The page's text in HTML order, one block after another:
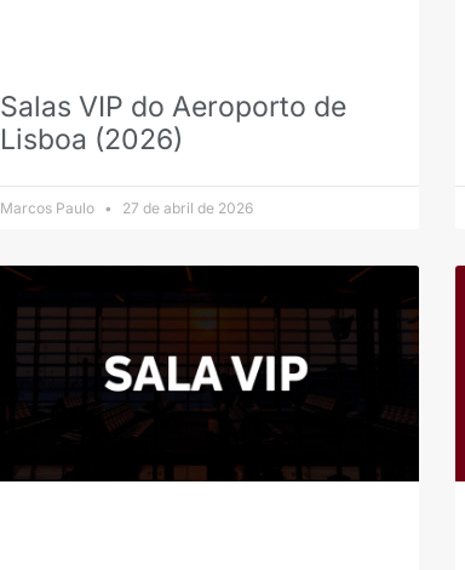
Salas VIP do Aeroporto de
Lisboa (2026)
Marcos Paulo 27 de abril de 2026